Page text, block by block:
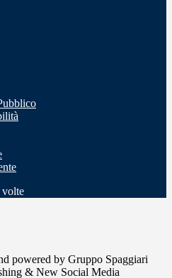
volte
powered by Gruppo Spaggiari
& New Social Media